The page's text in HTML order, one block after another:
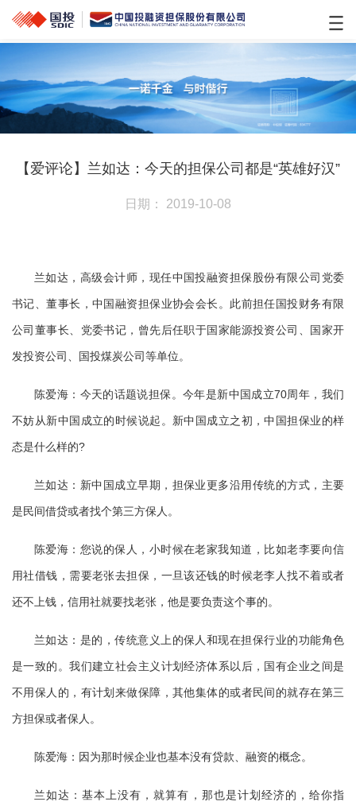
【爱评论】兰如达：今天的担保公司都是“英雄好汉”
日期： 2019-10-08
兰如达，高级会计师，现任中国投融资担保股份有限公司党委
书记、董事长，中国融资担保业协会会长。此前担任国投财务有限
公司董事长、党委书记，曾先后任职于国家能源投资公司、国家开
发投资公司、国投煤炭公司等单位。
陈爱海：今天的话题说担保。今年是新中国成立70周年，我们
不妨从新中国成立的时候说起。新中国成立之初，中国担保业的样
态是什么样的?
兰如达：新中国成立早期，担保业更多沿用传统的方式，主要
是民间借贷或者找个第三方保人。
陈爱海：您说的保人，小时候在老家我知道，比如老李要向信
用社借钱，需要老张去担保，一旦该还钱的时候老李人找不着或者
还不上钱，信用社就要找老张，他是要负责这个事的。
兰如达：是的，传统意义上的保人和现在担保行业的功能角色
是一致的。我们建立社会主义计划经济体系以后，国有企业之间是
不用保人的，有计划来做保障，其他集体的或者民间的就存在第三
方担保或者保人。
陈爱海：因为那时候企业也基本没有贷款、融资的概念。
兰如达：基本上没有，就算有，那也是计划经济的，给你指